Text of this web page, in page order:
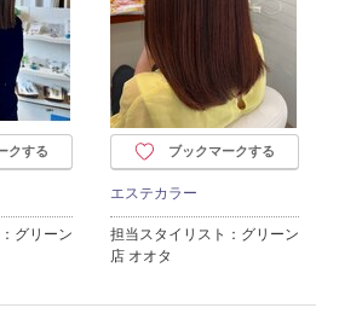
クする
グリーン
ブックマークする
エステカラー
担当スタイリスト：グリーン
店 オオタ